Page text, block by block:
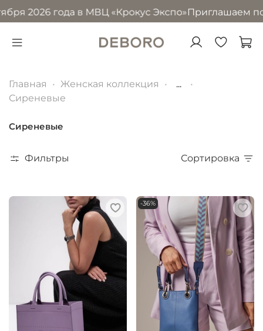
года в МВЦ «Крокус Экспо»Приглашаем посетить
Главная Женская коллекция
...
Сиреневые
Сиреневые
Фильтры Сортировка
-36%